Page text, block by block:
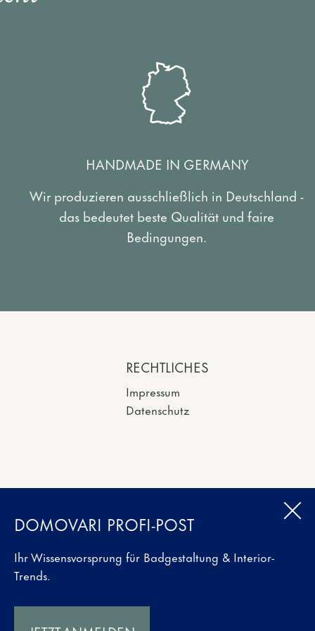
HANDMADE IN GERMANY
Wir produzieren ausschließlich in Deutschland -
das bedeutet beste Qualität und faire
Bedingungen.
DOMOVARI PROFI-POST
Ihr Wissensvorsprung für Badgestaltung & Interior-
Trends.
RECHTLICHES
Impressum
Datenschutz